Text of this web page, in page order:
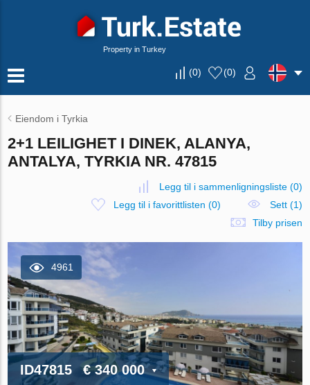
Property in Turkey
(0) (0)
Eiendom i Tyrkia
2+1 LEILIGHET I DINEK, ALANYA,
ANTALYA, TYRKIA NR. 47815
Legg til i sammenligningsliste(0)
Legg til i favorittlisten (0)
Sett (1)
Tilby prisen
4961
ID47815 € 340 000